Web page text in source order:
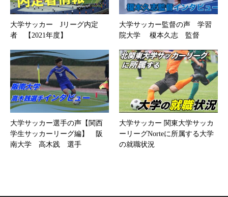
大学サッカー Jリーグ内定
者 【2021年度】
大学サッカー監督の声 学習
院大学 榎本久志 監督
大学サッカー選手の声【関西
学生サッカーリーグ編】 阪
南大学 高木践 選手
大学サッカー 関東大学サッカ
ーリーグNorteに所属する大学
の就職状況